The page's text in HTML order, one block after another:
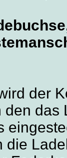
der
das
die